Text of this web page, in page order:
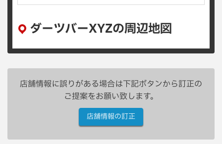
ダーツバーXYZの周辺地図
店舗情報に誤りがある場合は下記ボタンから訂正の
ご提案をお願い致します。
店舗情報の訂正